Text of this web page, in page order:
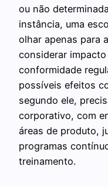
ou não
instância, uma
olhar apenas para
considerar
conformidade
possíveis efeitos
segundo ele,
corporativo, com
áreas de produto,
programas
treinamento.